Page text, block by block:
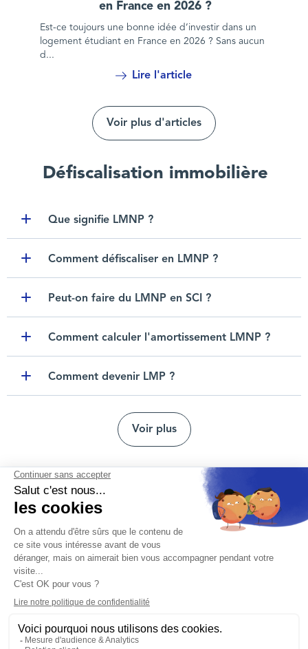
en France en 2026 ?
Est-ce toujours une bonne idée d’investir dans un
logement étudiant en France en 2026 ? Sans aucun
d...
Lire l'article
Voir plus d'articles
Défiscalisation immobilière
Que signifie LMNP ?
Comment défiscaliser en LMNP ?
Peut-on faire du LMNP en SCI ?
Comment calculer l'amortissement LMNP ?
Comment devenir LMP ?
Voir plus
Protection des données personnelles
Réclamation et médiation
Conditions générales d'utilisation